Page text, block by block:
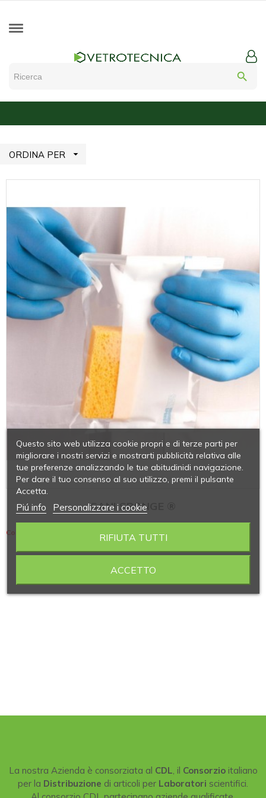
search
ORDINA PER 
SANI SPONGE ®
Contiene 2 articoli
La nostra Azienda è consorziata al CDL , il Consorzioitaliano
per la Distribuzione di articoli per Laboratori scientifici.
Questo sito web utilizza cookie propri e di terze parti per
migliorare i nostri servizi e mostrarti pubblicità relativa alle
tue preferenze analizzando le tue abitudinidi navigazione.
Per dare il tuo consenso al suo utilizzo, premi il pulsante
Accetta.
Piú info Personalizzare i cookie
RIFIUTA TUTTI
ACCETTO